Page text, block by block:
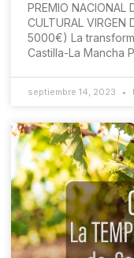
PREMIO NACIONAL
CULTURAL
5000€) La
Castilla-La Mancha
septiembre 14, 2023